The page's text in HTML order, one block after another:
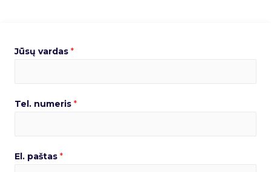
Jūsų vardas *
Tel. numeris *
El. paštas *